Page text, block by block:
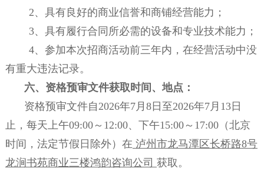
2、具有良好的商业信誉和商铺经营能力；
3、具有履行合同所必需的设备和专业技术能力；
4、参加本次招商活动前三年内，在经营活动中没
有重大违法记录。
六、资格预审文件获取时间、地点：
资格预审文件自2026年7月8日至2026年7月13日
止，每天上午09:00～12:00、下午15:00～17:00（北京
时间，法定节假日除外）在 泸州市龙马潭区长桥路8号
龙涧书苑商业三楼鸿韵咨询公司 获取。